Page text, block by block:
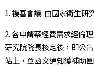
1. 複審會議: 由國家衛生
2. 各申請案經費需求經倫
研究院院長核定後，即公
站上，並函文通知獲補助